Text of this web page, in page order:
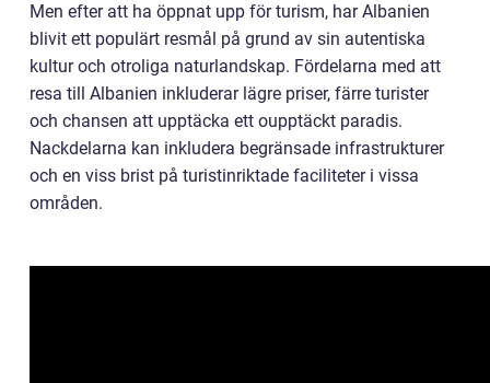
Men efter att ha öppnat upp för turism, har Albanien
blivit ett populärt resmål på grund av sin autentiska
kultur och otroliga naturlandskap. Fördelarna med att
resa till Albanien inkluderar lägre priser, färre turister
och chansen att upptäcka ett oupptäckt paradis.
Nackdelarna kan inkludera begränsade infrastrukturer
och en viss brist på turistinriktade faciliteter i vissa
områden.